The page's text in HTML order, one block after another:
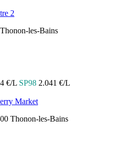
2
les-Bains
€/L SP98 2.041 €/L
Market
Thonon-les-Bains